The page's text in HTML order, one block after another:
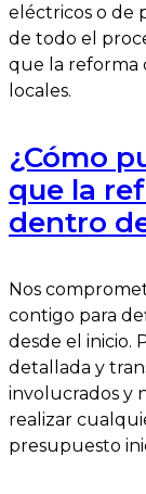
eléctricos o de
de todo el
que la reforma
locales.
¿Cómo
que la
dentro
Nos
contigo para
desde el inicio.
detallada y
involucrados y
realizar
presupuesto